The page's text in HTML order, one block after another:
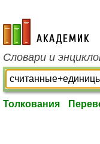
academic.ru
Словари и
Толкования